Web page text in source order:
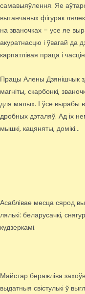
самавыяўлення. Яе
вытанчаных фігурак
на званочках – усе яе
акуратнасцю і ўвагай да
карпатлівая праца і
Працы Алены Дзянішчык
магніты, скарбонкі,
для малых. І ўсе вырабы
дробных дэталяў. Ад іх
мышкі, кацяняты, домікі…
Асаблівае месца сярод
лялькі: беларусачкі,
кудзеркамі.
Майстар беражліва
выдатныя свістулькі ў